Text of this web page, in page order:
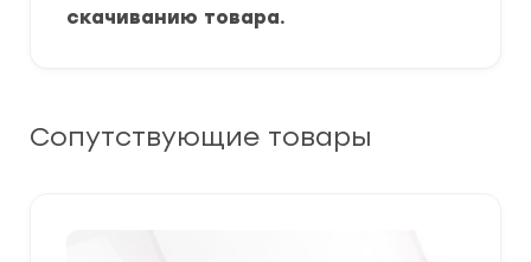
скачиванию товара.
Сопутствующие товары